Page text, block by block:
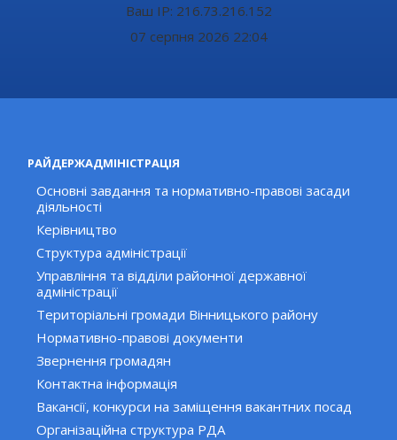
Ваш IP: 216.73.216.152
07 серпня 2026 22:04
РАЙДЕРЖАДМІНІСТРАЦІЯ
Основні завдання та нормативно-правові засади
діяльності
Керівництво
Структура адміністрації
Управління та відділи районної державної
адміністрації
Територіальні громади Вінницького району
Нормативно-правові документи
Звернення громадян
Контактна інформація
Вакансії, конкурси на заміщення вакантних посад
Організаційна структура РДА